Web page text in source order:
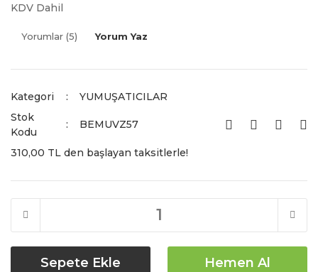
KDV Dahil
Yorumlar (5) Yorum Yaz
Kategori
YUMUŞATICILAR
Stok
Kodu
BEMUVZ57
310,00 TL den başlayan taksitlerle!
Sepete Ekle Hemen Al